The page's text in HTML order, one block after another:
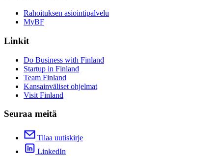
Rahoituksen asiointipalvelu
MyBF
Linkit
Do Business with Finland
Startup in Finland
Team Finland
Kansainväliset ohjelmat
Visit Finland
Seuraa meitä
Tilaa uutiskirje
LinkedIn